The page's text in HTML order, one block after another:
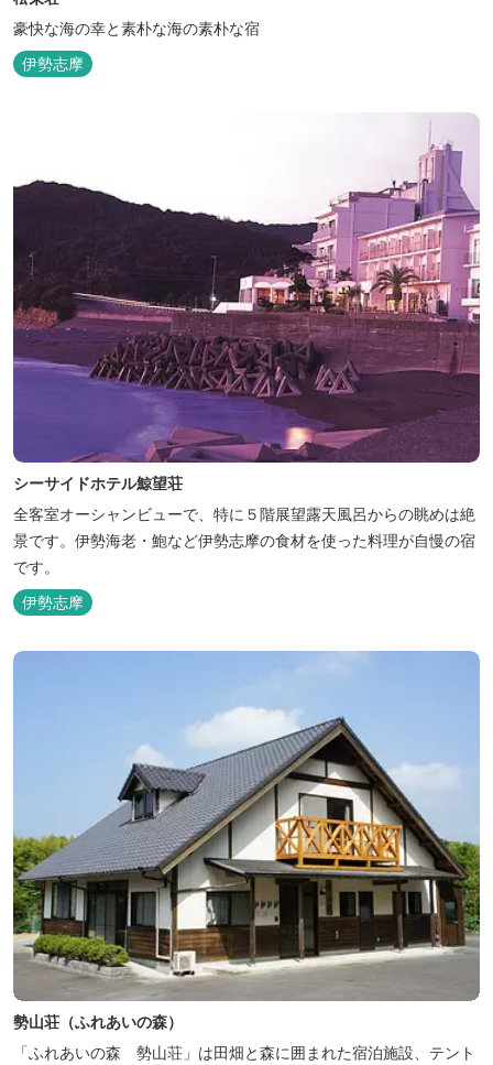
豪快な海の幸と素朴な海の素朴な宿
伊勢志摩
シーサイドホテル鯨望荘
全客室オーシャンビューで、特に５階展望露天風呂からの眺めは絶
景です。伊勢海老・鮑など伊勢志摩の食材を使った料理が自慢の宿
です。
伊勢志摩
勢山荘（ふれあいの森）
「ふれあいの森 勢山荘」は田畑と森に囲まれた宿泊施設、テント